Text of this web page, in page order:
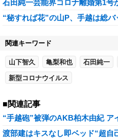
石田純一芸能界コロナ離婚第1号
“秘すれば花”の山P、手越は総
関連キーワード
山下智久 亀梨和也 石田純一
新型コロナウイルス
■関連記事
“手越砲”被弾のAKB柏木由紀 ア
渡部建はキスなし即ベッド“超自